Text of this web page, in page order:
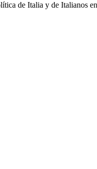
de Italia y de Italianos